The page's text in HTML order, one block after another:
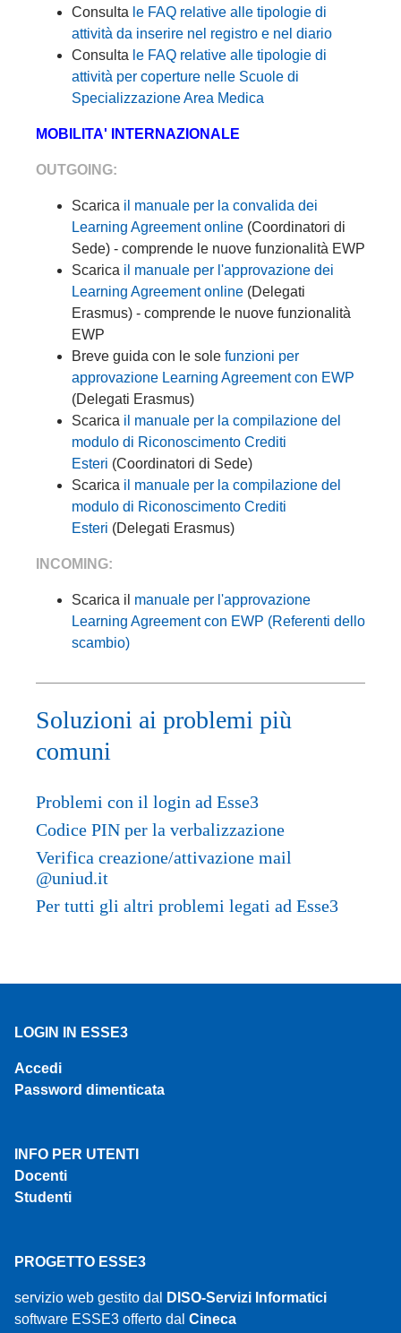
Consulta le FAQ relative alle tipologie di
attività da inserire nel registro e nel diario
Consulta le FAQ relative alle tipologie di
attività per coperture nelle Scuole di
Specializzazione Area Medica
MOBILITA' INTERNAZIONALE
OUTGOING:
Scarica il manuale per la convalida dei
Learning Agreement online (Coordinatori di
Sede) - comprende le nuove funzionalità EWP
Scarica il manuale per l'approvazione dei
Learning Agreement online (Delegati
Erasmus) - comprende le nuove funzionalità
EWP
Breve guida con le sole funzioni per
approvazione Learning Agreement con EWP
(Delegati Erasmus)
Scarica il manuale per la compilazione del
modulo di Riconoscimento Crediti
Esteri (Coordinatori di Sede)
Scarica il manuale per la compilazione del
modulo di Riconoscimento Crediti
Esteri (Delegati Erasmus)
INCOMING:
Scarica il manuale per l'approvazione
Learning Agreement con EWP (Referenti dello
scambio)
Soluzioni ai problemi più
comuni
Problemi con il login ad Esse3
Codice PIN per la verbalizzazione
Verifica creazione/attivazione mail
@uniud.it
Per tutti gli altri problemi legati ad Esse3
LOGIN IN ESSE3
Accedi
Password dimenticata
INFO PER UTENTI
Docenti
Studenti
PROGETTO ESSE3
servizio web gestito dal
DISO-Servizi Informatici
software ESSE3 offerto dal Cineca